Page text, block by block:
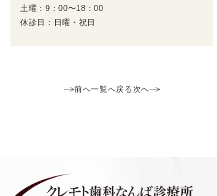
土曜：9：00〜18：00
休診日：日曜・祝日
前へ一覧へ戻る 次へ